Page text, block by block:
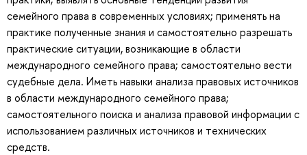
семейного права в современных условиях; применять на
практике полученные знания и самостоятельно разрешать
практические ситуации, возникающие в области
международного семейного права; самостоятельно вести
судебные дела. Иметь навыки анализа правовых источников
в области международного семейного права;
самостоятельного поиска и анализа правовой информации с
использованием различных источников и технических
средств.